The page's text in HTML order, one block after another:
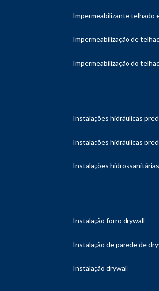
impermeabilizante telhado
impermeabilização de
impermeabilização do
instalações hidráulicas
instalações hidráulicas
instalações
instalação forro drywall
instalação de parede de
instalação drywall